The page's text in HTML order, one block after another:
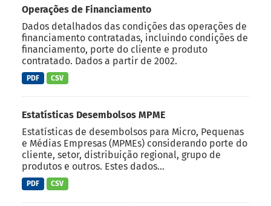
Operações de Financiamento
Dados detalhados das condições das operações de
financiamento contratadas, incluindo condições de
financiamento, porte do cliente e produto
contratado. Dados a partir de 2002.
PDF CSV
Estatísticas Desembolsos MPME
Estatísticas de desembolsos para Micro, Pequenas
e Médias Empresas (MPMEs) considerando porte do
cliente, setor, distribuição regional, grupo de
produtos e outros. Estes dados...
PDF CSV